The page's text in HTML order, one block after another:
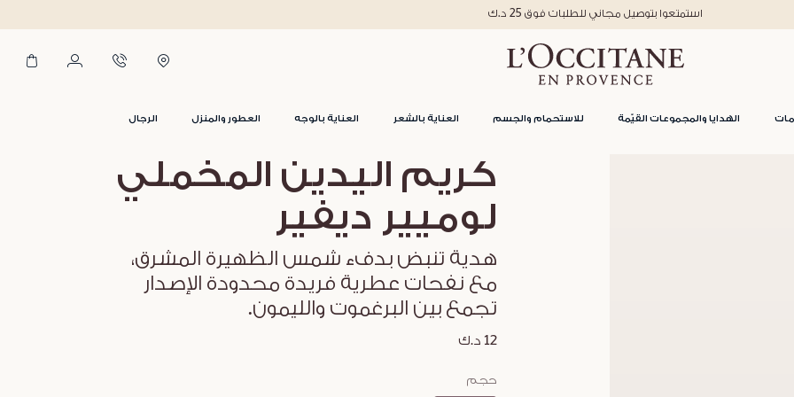
الهدايا والمجموعات القيّمة للاستحمام والجسم العناية بالشعر العناية بالوجه العطور والمنزل الرجال
استمتعوا بتوصيل مجاني للطلبات فوق 25 د.ك
كريم اليدين المخملي
لوميير ديفير
هدية تنبض بدفء شمس الظهيرة المشرق،
مع نفحات عطرية فريدة محدودة الإصدار
تجمع بين البرغموت والليمون.
12 د.ك
حجم